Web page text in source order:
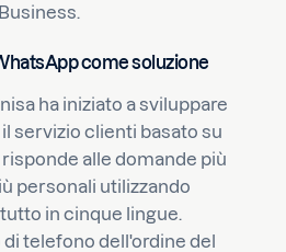
come soluzione
ha iniziato a sviluppare
servizio clienti basato su
alle domande più
personali utilizzando
in cinque lingue.
telefono dell'ordine del